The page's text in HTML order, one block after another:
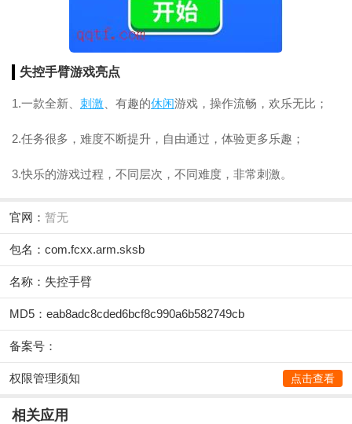
失控手臂游戏亮点
1.一款全新、 刺激 、有趣的休闲游戏，操作流畅，欢乐无比；
2.任务很多，难度不断提升，自由通过，体验更多乐趣；
3.快乐的游戏过程，不同层次，不同难度，非常刺激。
官网： 暂无
包名：com.fcxx.arm.sksb
名称：失控手臂
MD5：eab8adc8cded6bcf8c990a6b582749cb
备案号：
权限管理须知 点击查看
相关应用